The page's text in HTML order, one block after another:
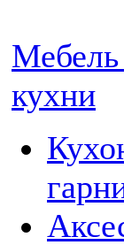
Мебель
кухни